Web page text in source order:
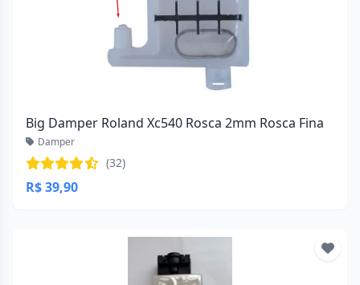
Big Damper Roland Xc540 Rosca 2mm Rosca Fina
Damper
(32)
R$ 39,90